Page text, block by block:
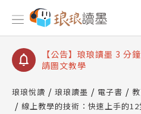
【公告】琅琅讀墨數位
【公告】琅琅讀墨書櫃
【公告】琅琅讀墨 3 分
請圖文教學
查詢
【公告】琅琅讀墨數位
琅琅悅讀 琅琅讀墨 電子書
線上教學的技術：快速上手的